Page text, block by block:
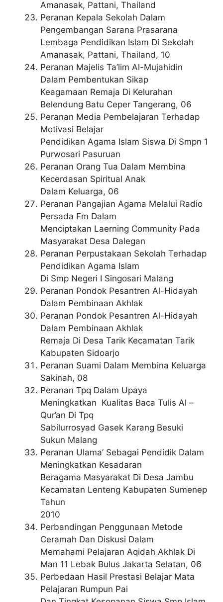
Amanasak, Pattani, Thailand
Peranan Kepala Sekolah Dalam
Pengembangan Sarana Prasarana
Lembaga Pendidikan Islam Di Sekolah
Amanasak, Pattani, Thailand, 10
Peranan Majelis Ta’lim Al-Mujahidin
Dalam Pembentukan Sikap
Keagamaan Remaja Di Kelurahan
Belendung Batu Ceper Tangerang, 06
Peranan Media Pembelajaran Terhadap
Motivasi Belajar
Pendidikan Agama Islam Siswa Di Smpn 1
Purwosari Pasuruan
Peranan Orang Tua Dalam Membina
Kecerdasan Spiritual Anak
Dalam Keluarga, 06
Peranan Pangajian Agama Melalui Radio
Persada Fm Dalam
Menciptakan Laerning Community Pada
Masyarakat Desa Dalegan
Peranan Perpustakaan Sekolah Terhadap
Pendidikan Agama Islam
Di Smp Negeri I Singosari Malang
Peranan Pondok Pesantren Al-Hidayah
Dalam Pembinaan Akhlak
Peranan Pondok Pesantren Al-Hidayah
Dalam Pembinaan Akhlak
Remaja Di Desa Tarik Kecamatan Tarik
Kabupaten Sidoarjo
Peranan Suami Dalam Membina Keluarga
Sakinah, 08
Peranan Tpq Dalam Upaya
Meningkatkan Kualitas Baca Tulis Al –
Qur’an Di Tpq
Sabilurrosyad Gasek Karang Besuki
Sukun Malang
Peranan Ulama’ Sebagai Pendidik Dalam
Meningkatkan Kesadaran
Beragama Masyarakat Di Desa Jambu
Kecamatan Lenteng Kabupaten Sumenep
Tahun
2010
Perbandingan Penggunaan Metode
Ceramah Dan Diskusi Dalam
Memahami Pelajaran Aqidah Akhlak Di
Man 11 Lebak Bulus Jakarta Selatan, 06
Perbedaan Hasil Prestasi Belajar Mata
Pelajaran Rumpun Pai